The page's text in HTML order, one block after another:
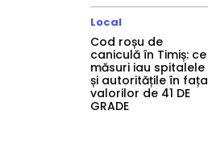
Local
Cod roșu de
caniculă în Timiș: ce
măsuri iau spitalele
și autoritățile în fața
valorilor de 41 DE
GRADE